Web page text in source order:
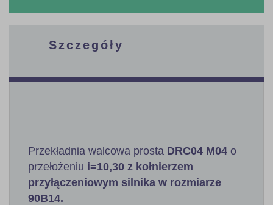
Szczegóły
Przekładnia walcowa prosta DRC04 M04 o
przełożeniu i=10,30 z kołnierzem
przyłączeniowym silnika w rozmiarze
90B14.